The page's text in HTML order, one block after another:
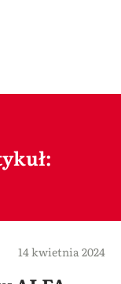
14 kwietnia 2024